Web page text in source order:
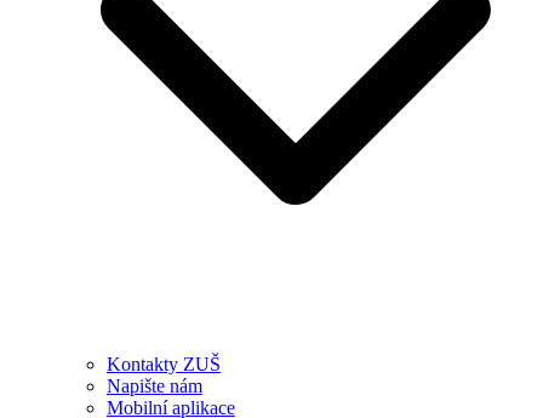
Kontakty ZUŠ
Napište nám
Mobilní aplikace